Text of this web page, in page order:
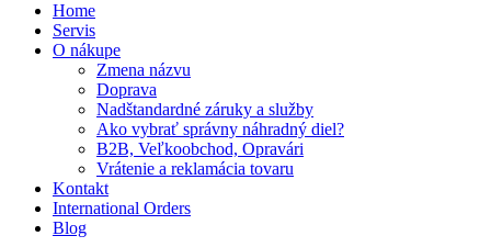
Home
Servis
O nákupe
Zmena názvu
Doprava
Nadštandardné záruky a služby
Ako vybrať správny náhradný diel?
B2B, Veľkoobchod, Opravári
Vrátenie a reklamácia tovaru
Kontakt
International Orders
Blog